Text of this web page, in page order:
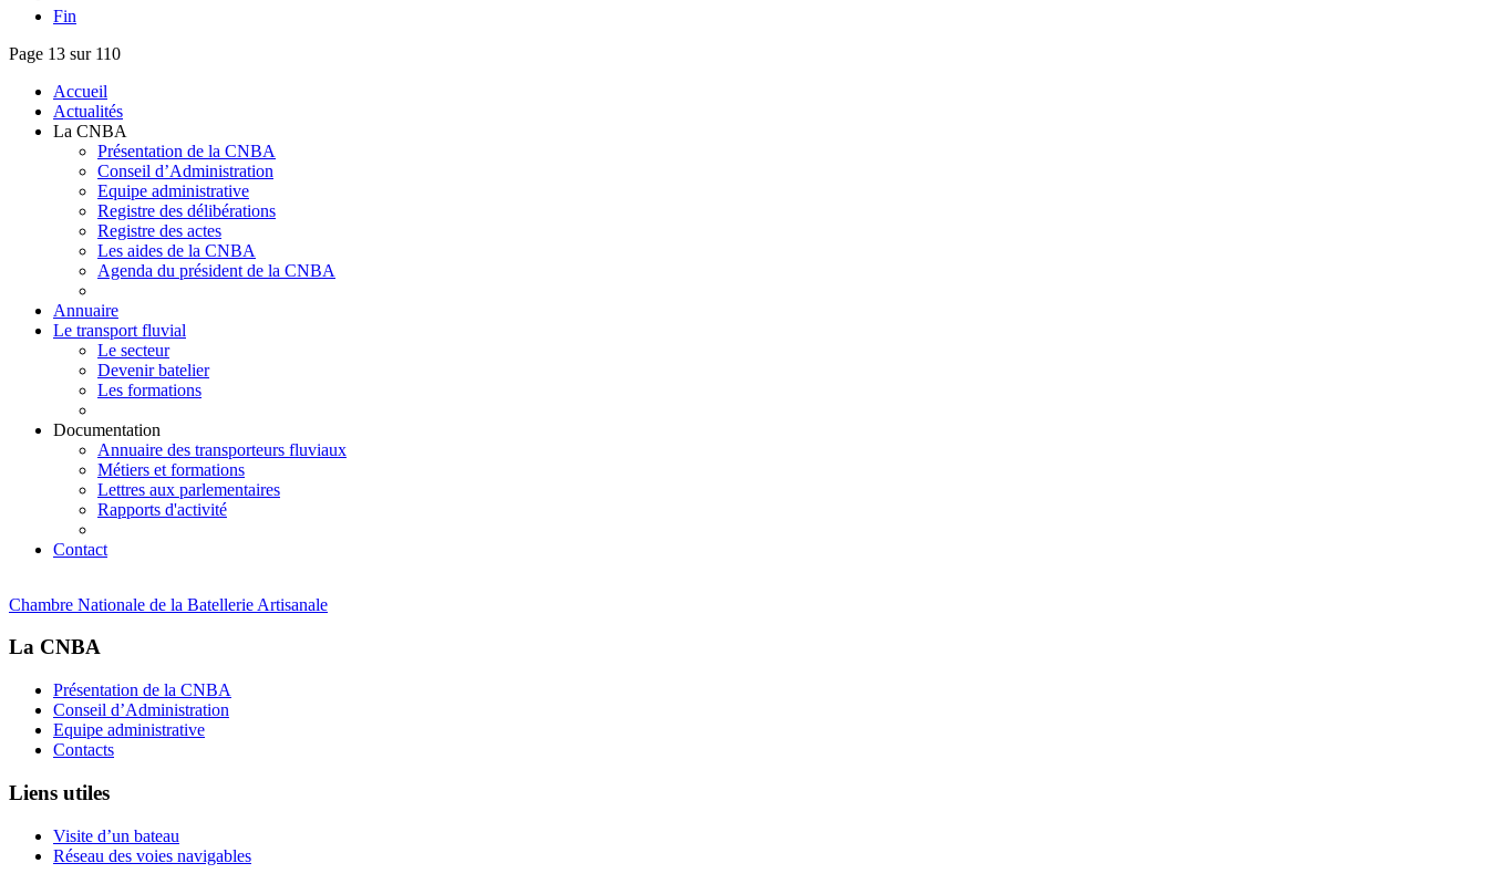
Fin
Page 13 sur 110
Accueil
Actualités
La CNBA
Présentation de la CNBA
Conseil d’Administration
Equipe administrative
Registre des délibérations
Registre des actes
Les aides de la CNBA
Agenda du président de la CNBA
Annuaire
Le transport fluvial
Le secteur
Devenir batelier
Les formations
Documentation
Annuaire des transporteurs fluviaux
Métiers et formations
Lettres aux parlementaires
Rapports d'activité
Contact
Chambre Nationale de la Batellerie Artisanale
La CNBA
Présentation de la CNBA
Conseil d’Administration
Equipe administrative
Contacts
Liens utiles
Visite d’un bateau
Réseau des voies navigables